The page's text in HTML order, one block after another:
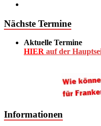
Nächste Termine
Aktuelle Termine
HIER auf der
Informationen